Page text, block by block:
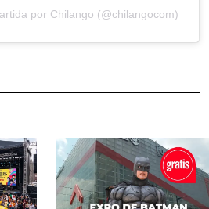
por Chilango (@chilangocom)